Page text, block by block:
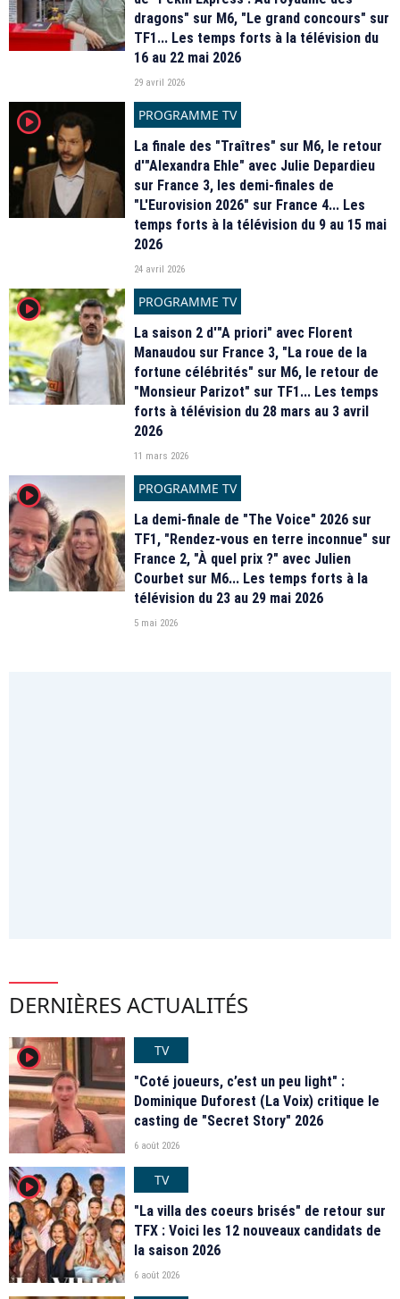
dragons" sur M6, "Le grand concours" sur
TF1... Les temps forts à la télévision du
16 au 22 mai 2026
29 avril 2026
player2
PROGRAMME TV
La finale des "Traîtres" sur M6, le retour
d'"Alexandra Ehle" avec Julie Depardieu
sur France 3, les demi-finales de
"L'Eurovision 2026" sur France 4... Les
temps forts à la télévision du 9 au 15 mai
2026
24 avril 2026
player2
PROGRAMME TV
La saison 2 d'"A priori" avec Florent
Manaudou sur France 3, "La roue de la
fortune célébrités" sur M6, le retour de
"Monsieur Parizot" sur TF1... Les temps
forts à télévision du 28 mars au 3 avril
2026
11 mars 2026
player2
PROGRAMME TV
La demi-finale de "The Voice" 2026 sur
TF1, "Rendez-vous en terre inconnue" sur
France 2, "À quel prix ?" avec Julien
Courbet sur M6... Les temps forts à la
télévision du 23 au 29 mai 2026
5 mai 2026
DERNIÈRES ACTUALITÉS
player2
TV
"Coté joueurs, c’est un peu light" :
Dominique Duforest (La Voix) critique le
casting de "Secret Story" 2026
6 août 2026
player2
TV
"La villa des coeurs brisés" de retour sur
TFX : Voici les 12 nouveaux candidats de
la saison 2026
6 août 2026